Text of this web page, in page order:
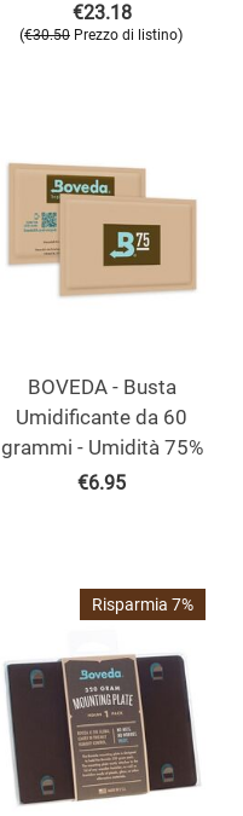
€23.18
(€30.50 Prezzo di listino)
BOVEDA - Busta
Umidificante da 60
grammi - Umidità 75%
€6.95
Risparmia 7%